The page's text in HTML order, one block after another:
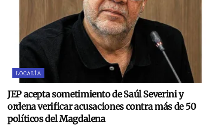
LOCALÍA
JEP acepta sometimiento de Saúl Severini y
ordena verificar acusaciones contra más de 50
políticos del Magdalena